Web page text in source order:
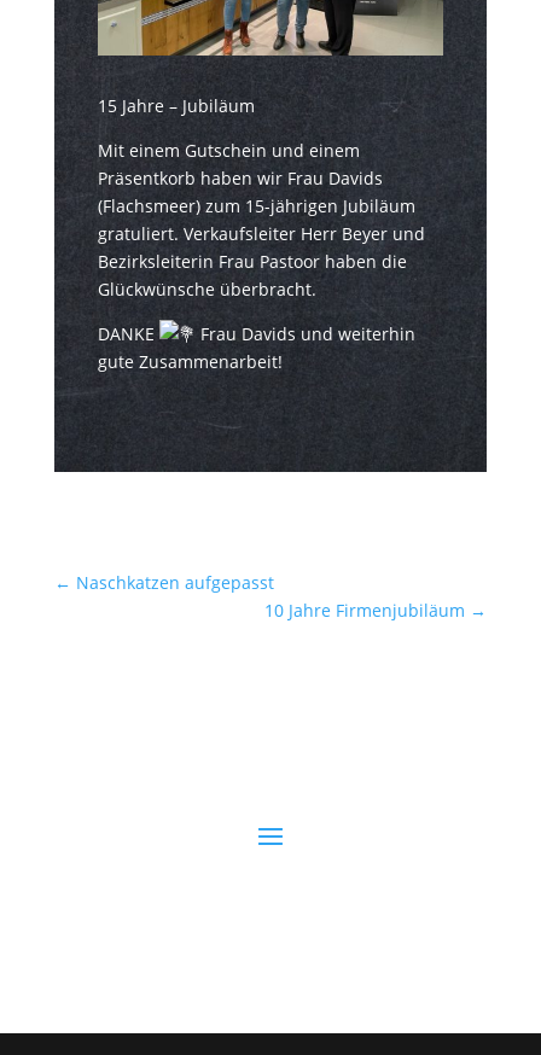
15 Jahre – Jubiläum
Mit einem Gutschein und einem
Präsentkorb haben wir Frau Davids
(Flachsmeer) zum 15-jährigen Jubiläum
gratuliert. Verkaufsleiter Herr Beyer und
Bezirksleiterin Frau Pastoor haben die
Glückwünsche überbracht.
DANKE
Frau Davids und weiterhin
gute Zusammenarbeit!
← Naschkatzen aufgepasst
10 Jahre Firmenjubiläum →